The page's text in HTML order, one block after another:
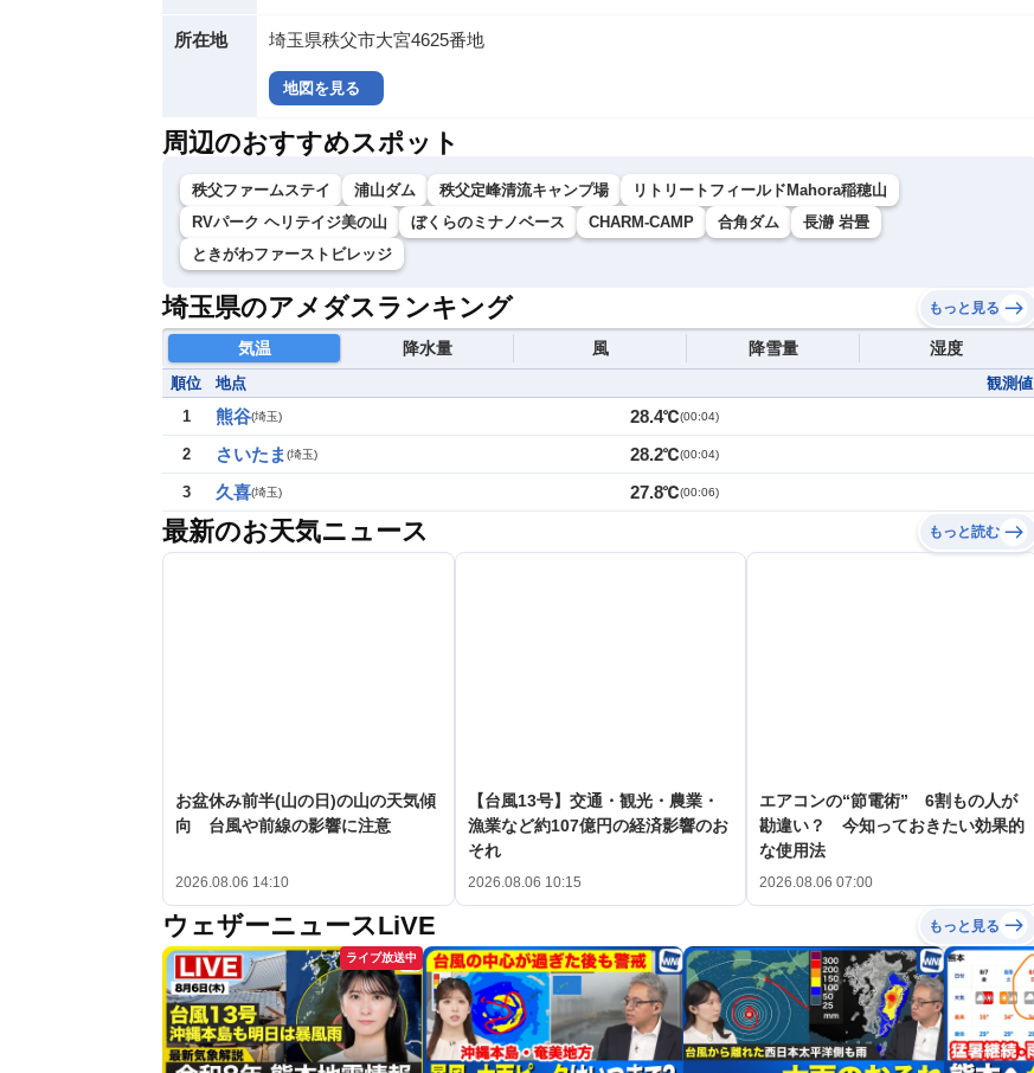
所在地 埼玉県秩父市大宮4625番地
地図を見る
周辺のおすすめスポット
秩父ファームステイ 浦山ダム 秩父定峰清流キャンプ場
リトリートフィールドMahora稲穂山
RVパーク ヘリテイジ美の山
ぼくらのミナノベース CHARM-CAMP 合角ダム
長瀞 岩畳
ときがわファーストビレッジ
埼玉県のアメダスランキング もっと見る
気温 降水量 風 降雪量 湿度
順位 地点
観測値
1
熊谷(埼玉) 28.4℃(00:04)
2 さいたま (埼玉) 28.2℃(00:04)
3 久喜(埼玉) 27.8℃(00:06)
最新のお天気ニュース もっと読む
お盆休み前半(山の日)の山の天気傾
向 台風や前線の影響に注意
2026.08.06 14:10
【台風13号】交通・観光・農業・
漁業など約107億円の経済影響のお
それ
2026.08.06 10:15
エアコンの“節電術” 6割もの人が
勘違い？ 今知っておきたい効果的
な使用法
2026.08.06 07:00
ウェザーニュースLiVE もっと見る
ライブ放送中